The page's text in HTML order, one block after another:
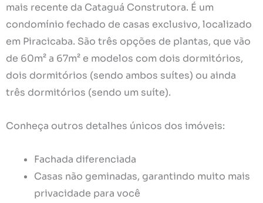
mais recente da Cataguá Construtora. É um
condomínio fechado de casas exclusivo, localizado
em Piracicaba. São três opções de plantas, que vão
de 60m² a 67m² e modelos com dois dormitórios,
dois dormitórios (sendo ambos suítes) ou ainda
três dormitórios (sendo um suíte).
Conheça outros detalhes únicos dos imóveis:
Fachada diferenciada
Casas não geminadas, garantindo muito mais
privacidade para você